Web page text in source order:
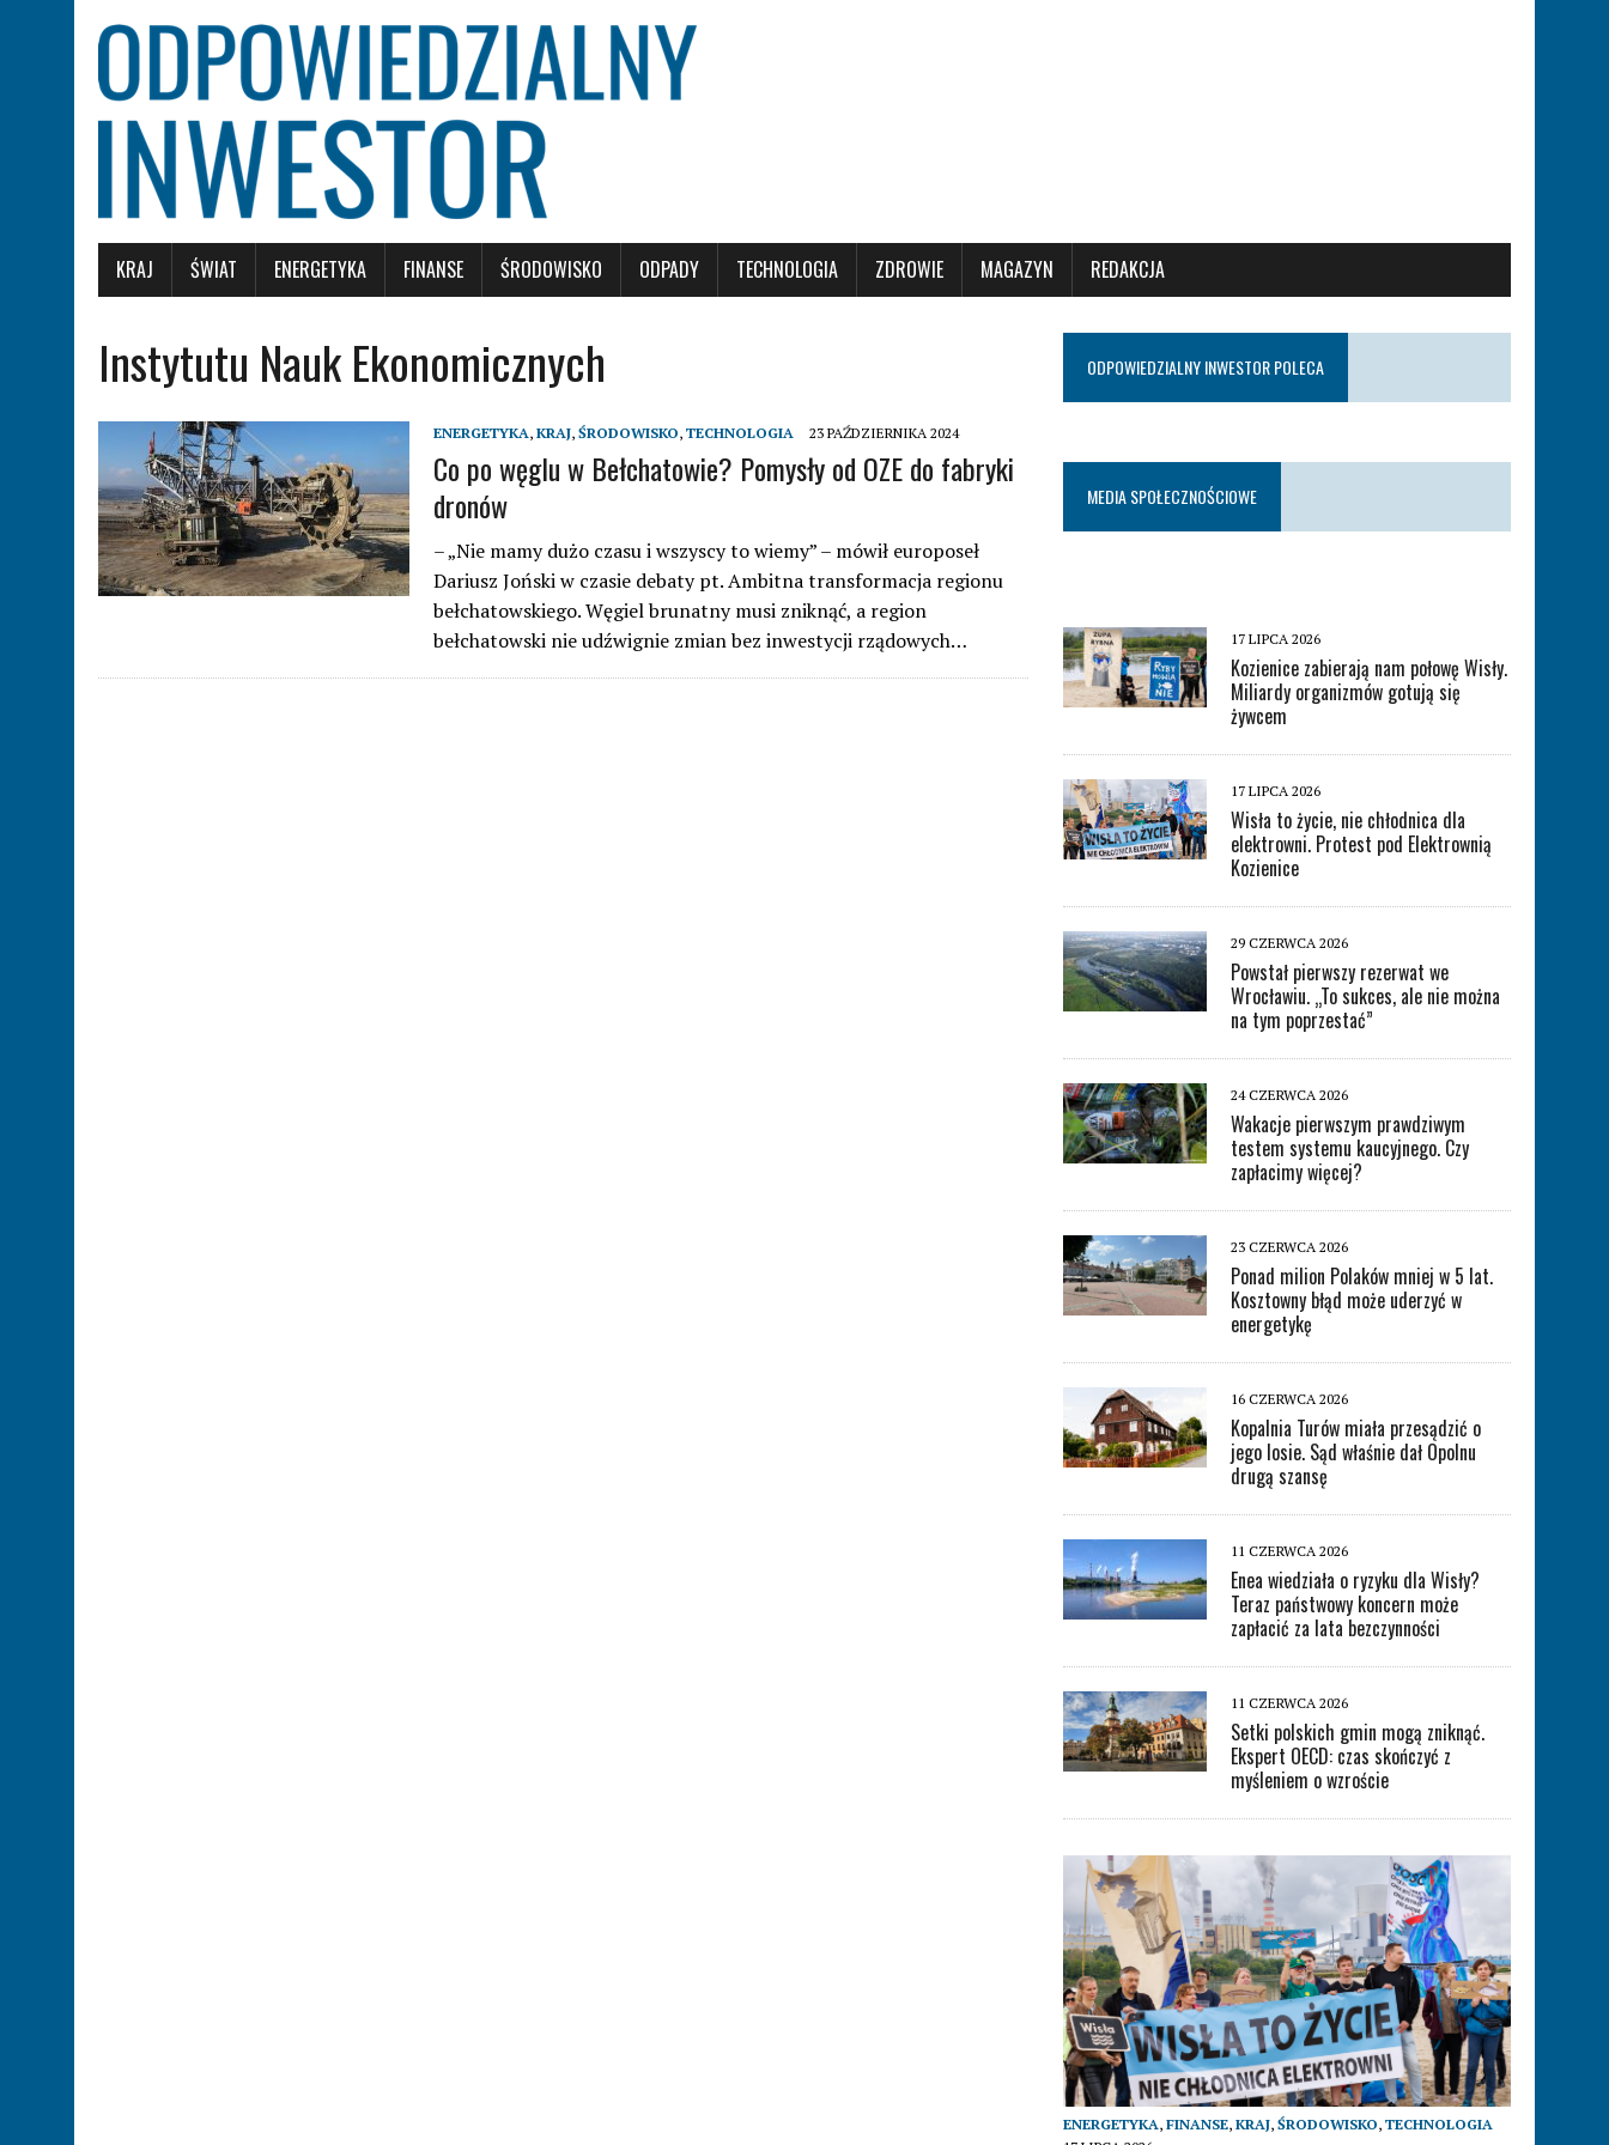
KRAJ ŚWIAT ENERGETYKA FINANSE ŚRODOWISKO ODPADY TECHNOLOGIA ZDROWIE MAGAZYN REDAKCJA
Instytutu Nauk Ekonomicznych
ENERGETYKA, KRAJ, ŚRODOWISKO, TECHNOLOGIA 23 PAŹDZIERNIKA 2024
Co po węglu w Bełchatowie? Pomysły od OZE do fabryki
dronów
– „Nie mamy dużo czasu i wszyscy to wiemy” – mówił europoseł
Dariusz Joński w czasie debaty pt. Ambitna transformacja regionu
bełchatowskiego. Węgiel brunatny musi zniknąć, a region
bełchatowski nie udźwignie zmian bez inwestycji rządowych…
ODPOWIEDZIALNY INWESTOR POLECA
MEDIA SPOŁECZNOŚCIOWE
17 LIPCA 2026
Kozienice zabierają nam połowę Wisły.
Miliardy organizmów gotują się
żywcem
17 LIPCA 2026
Wisła to życie, nie chłodnica dla
elektrowni. Protest pod Elektrownią
Kozienice
29 CZERWCA 2026
Powstał pierwszy rezerwat we
Wrocławiu. „To sukces, ale nie można
na tym poprzestać”
24 CZERWCA 2026
Wakacje pierwszym prawdziwym
testem systemu kaucyjnego. Czy
zapłacimy więcej?
23 CZERWCA 2026
Ponad milion Polaków mniej w 5 lat.
Kosztowny błąd może uderzyć w
energetykę
16 CZERWCA 2026
Kopalnia Turów miała przesądzić o
jego losie. Sąd właśnie dał Opolnu
drugą szansę
11 CZERWCA 2026
Enea wiedziała o ryzyku dla Wisły?
Teraz państwowy koncern może
zapłacić za lata bezczynności
11 CZERWCA 2026
Setki polskich gmin mogą zniknąć.
Ekspert OECD: czas skończyć z
myśleniem o wzroście
ENERGETYKA,FINANSE,KRAJ,ŚRODOWISKO,TECHNOLOGIA